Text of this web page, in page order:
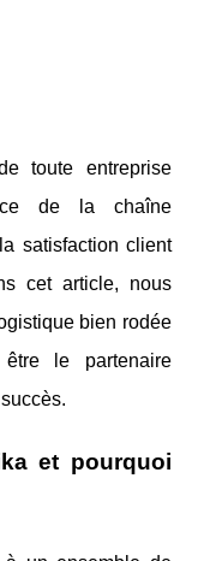
toute entreprise
de la chaîne
satisfaction client
cet article, nous
bien rodée
le partenaire
et pourquoi